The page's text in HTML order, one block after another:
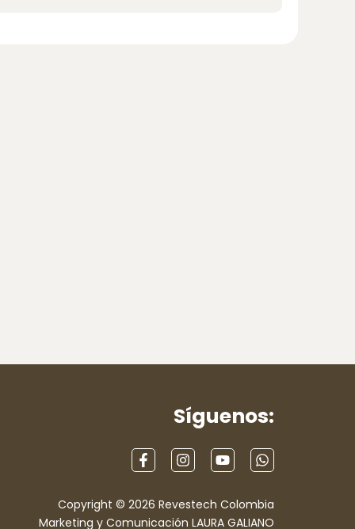
Síguenos:
Copyright © 2026 Revestech Colombia
Marketing y Comunicación LAURA GALIANO